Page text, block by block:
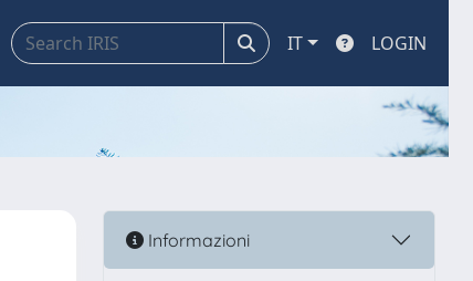
IT LOGIN
Informazioni